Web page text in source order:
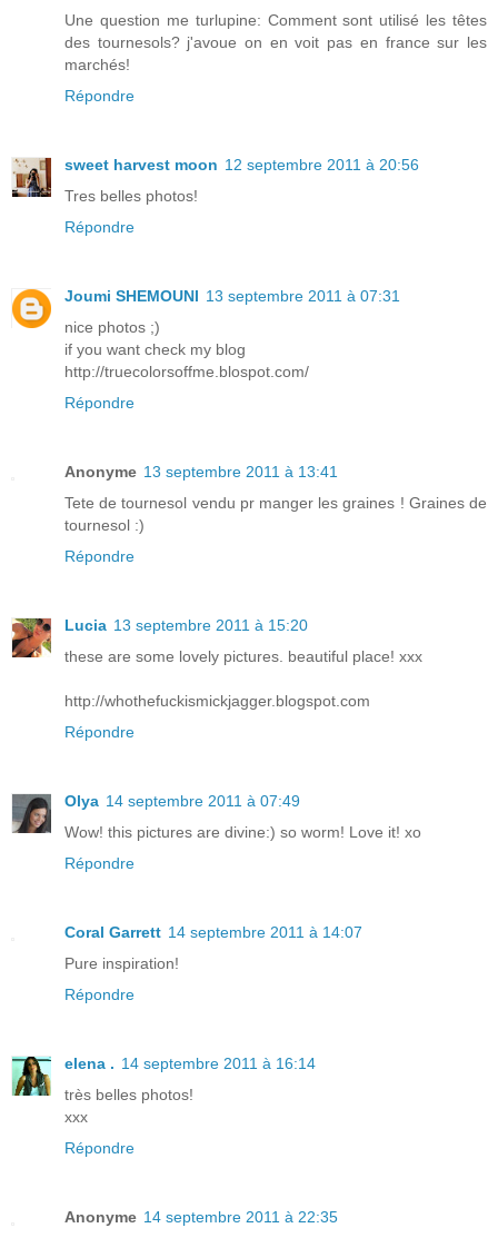
Une question me turlupine: Comment sont utilisé les têtes
des tournesols? j'avoue on en voit pas en france sur les
marchés!
Répondre
sweet harvest moon 12 septembre 2011 à 20:56
Tres belles photos!
Répondre
Joumi SHEMOUNI 13 septembre 2011 à 07:31
nice photos ;)
if you want check my blog
http://truecolorsoffme.blospot.com/
Répondre
Anonyme 13 septembre 2011 à 13:41
Tete de tournesol vendu pr manger les graines ! Graines de
tournesol :)
Répondre
Lucia 13 septembre 2011 à 15:20
these are some lovely pictures. beautiful place! xxx
http://whothefuckismickjagger.blogspot.com
Répondre
Olya 14 septembre 2011 à 07:49
Wow! this pictures are divine:) so worm! Love it! xo
Répondre
Coral Garrett 14 septembre 2011 à 14:07
Pure inspiration!
Répondre
elena . 14 septembre 2011 à 16:14
très belles photos!
xxx
Répondre
Anonyme 14 septembre 2011 à 22:35